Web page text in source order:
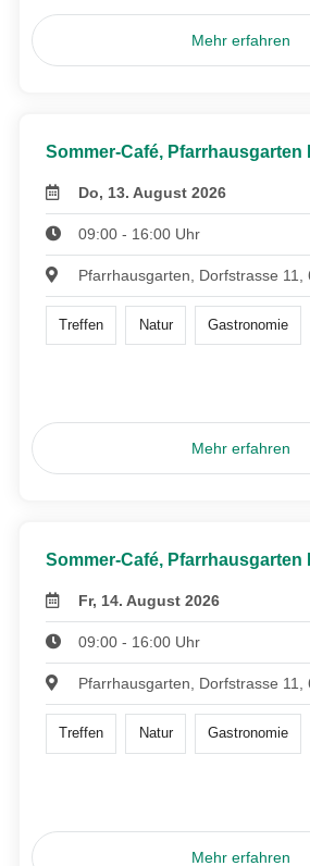
Mehr erfahren
Sommer-Café, Pfarrhausgarten
Do, 13. August 2026
09:00 - 16:00 Uhr
Pfarrhausgarten, Dorfstrasse 11,
Treffen Natur Gastronomie
Mehr erfahren
Sommer-Café, Pfarrhausgarten
Fr, 14. August 2026
09:00 - 16:00 Uhr
Pfarrhausgarten, Dorfstrasse 11,
Treffen Natur Gastronomie
Mehr erfahren